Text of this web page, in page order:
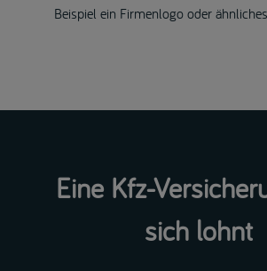
Beispiel ein Firmenlogo oder ähnliches
Eine Kfz-
sich lohnt